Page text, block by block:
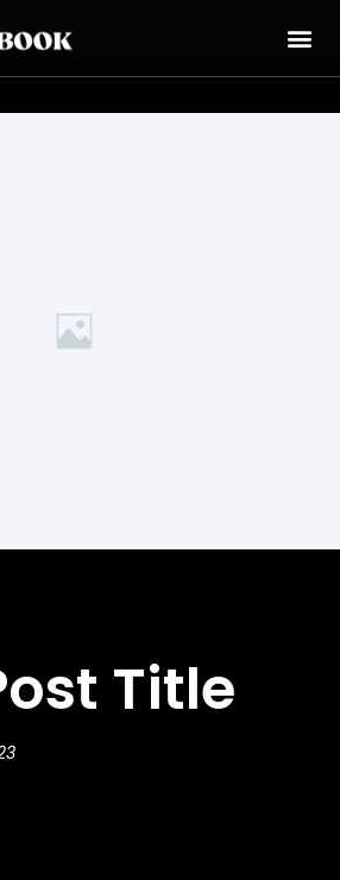
Title